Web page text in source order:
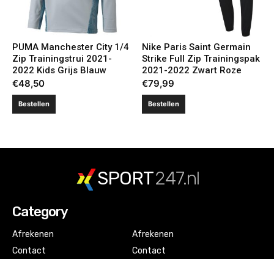
PUMA Manchester City 1/4
Zip Trainingstrui 2021-
2022 Kids Grijs Blauw
€48,50
Bestellen
Nike Paris Saint Germain
Strike Full Zip Trainingspak
2021-2022 Zwart Roze
€79,99
Bestellen
SPORT247.nl
Category
Afrekenen
Contact
Afrekenen
Contact